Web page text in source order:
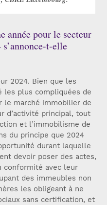
année pour le secteur
t-elle
2024. Bien que les
les plus compliquées de
le marché immobilier de
d’activité principal, tout
et l’immobilisme de
du principe que 2024
durant laquelle
devoir poser des actes,
conformité avec leur
des immeubles non
les obligeant à ne
sans certification, et